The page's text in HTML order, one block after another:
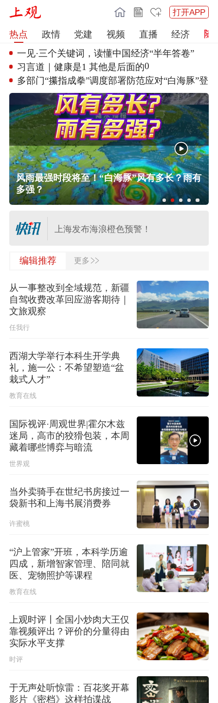
打开APP
热点 政情 党建 视频 直播
经济
一见·三个关键词，读懂中国经济“半年答卷”
习言道｜健康是1 其他是后面的0
多部门“攥指成拳”调度部署防范应对“白海豚”登
风雨最强时段将至！“白海豚”风有多长？雨有
多强？
伊朗媒体发布伊朗最高领袖视频
上海发布海浪橙色预警！
水利部将针对浙江省的洪水防御应急
河南驻马店西平县“7·30”故意伤害案件
犯罪嫌疑人夏某钢被抓获
应急管理部针对安徽启动国家地质灾
害四级应急响应
上海发布海浪橙色预警！
编辑推荐 更多 >>
从一事整改到全域规范，新疆
自驾收费改革回应游客期待｜
文旅观察
任我行
西湖大学举行本科生开学典
礼，施一公：不希望塑造“盆
栽式人才”
教育在线
国际视评·周观世界|霍尔木兹
迷局，高市的狡猾包装，本周
藏着哪些博弈与暗流
世界观
当外卖骑手在世纪书房接过一
袋新书和上海书展消费券
许蜜桃
“沪上管家”开班，本科学历逾
四成，新增智家管理、陪同就
医、宠物照护等课程
教育在线
上观时评丨全国小炒肉大王仅
靠视频评出？评价的分量得由
实际水平支撑
时评
于无声处听惊雷：百花奖开幕
影片《密档》这样拍谍战